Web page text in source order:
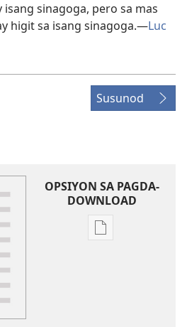
isang sinagoga, pero sa mas
higit sa isang sinagoga.—Luc
Susunod
OPSIYON SA PAGDA-
DOWNLOAD
Opsiyon